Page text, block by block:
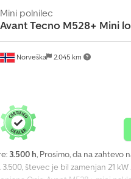
Norveška 2.045 km
Mini polnilec
Avant Tecno M528+ Mini
3.500 h, Prosimo, da na zahtevo
števec je bil zamenjan 21
o
v
p
r
a
n
p
o